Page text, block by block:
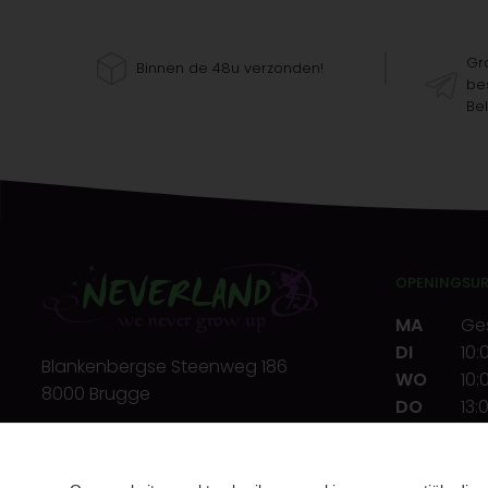
Binnen de 48u verzonden!
Blankenbergse Steenweg 186
8000 Brugge
MA
DI
WO
DO